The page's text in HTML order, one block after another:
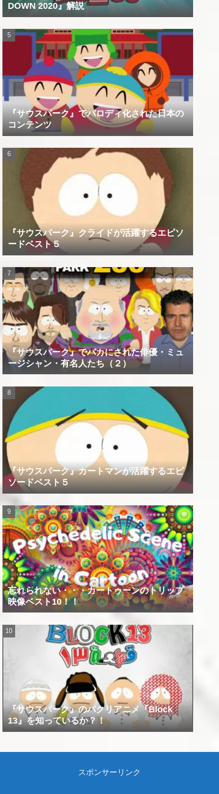
DOWN 2020』解説
『サウスパーク』でパロディ化された日本の
コンテンツ
『サウスパーク』クライドが活躍するエピソ
ードベスト５
『サウスパーク』でバカにされた俳優・ミュ
ージシャン・有名人たち（２）
『サウスパーク』カートマンが活躍するエピ
ソードベスト５
忘れられない・・・カートゥーンのトリップ
映像ベスト10！！
『サウスパーク』のパクリアニメ『Block
13』を知っているか？！
スポンサーリンク